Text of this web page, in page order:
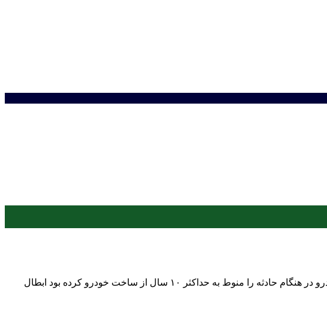
هیات عمومی دیوان عدالت اداری تبصره ماده ۶ دستورالعمل نحوه محاسبه قیمت وسیله نقلیه را که محاسبه کسر قیمت خودرو در هنگام حادثه را منوط به حداکثر ۱۰ سال از ساخت خودرو کرده بود ابطال